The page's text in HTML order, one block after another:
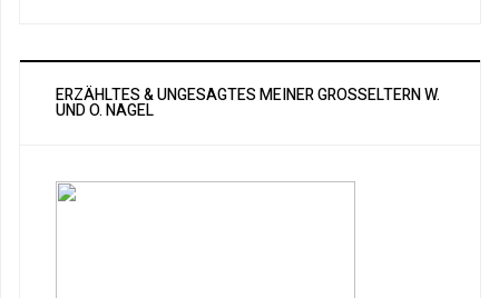
ERZÄHLTES & UNGESAGTES MEINER GROSSELTERN W. U
ND O. NAGEL